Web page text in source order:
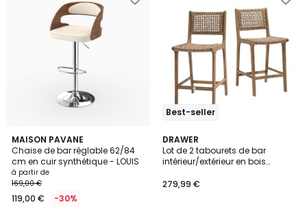
MAISON PAVANE
Chaise de bar réglable 62/84
cm en cuir synthétique - LOUIS
à partir de
169,00 €
119,00 € -30%
4,3
/ 5
2
Couleurs
Best-seller
DRAWER
Lot de 2 tabourets de bar
intérieur/extérieur en bois
H66cm- LEXIA
279,99 €
5
/
5